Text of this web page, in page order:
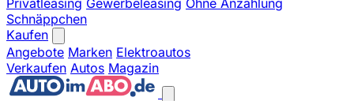
Privatleasing Gewerbeleasing Ohne Anzahlung
Schnäppchen
Kaufen
Angebote Marken Elektroautos
Verkaufen Autos Magazin